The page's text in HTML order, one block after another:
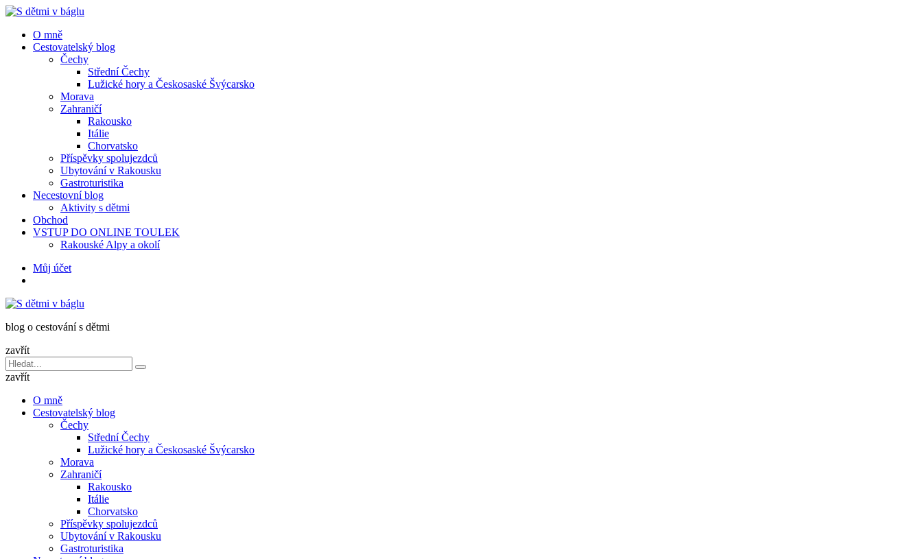
Menu
Menu
O mně
Cestovatelský blog
Čechy
Střední Čechy
Lužické hory a Českosaské Švýcarsko
Morava
Zahraničí
Rakousko
Itálie
Chorvatsko
Příspěvky spolujezdců
Ubytování v Rakousku
Gastroturistika
Necestovní blog
Aktivity s dětmi
Obchod
VSTUP DO ONLINE TOULEK
Rakouské Alpy a okolí
HledatMůj účet
v
blog o cestování s dětmi
zavřít
Vyhledávání
pro:
Hledat
zavřít
O mně
Cestovatelský blog
Čechy
Střední Čechy
Lužické hory a Českosaské Švýcarsko
Morava
Zahraničí
Rakousko
Itálie
Chorvatsko
Příspěvky spolujezdců
Ubytování v Rakousku
Gastroturistika